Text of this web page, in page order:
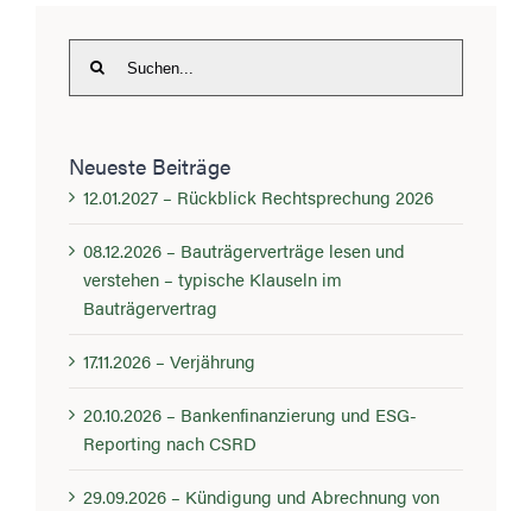
nach:
Neueste Beiträge
12.01.2027 – Rückblick Rechtsprechung 2026
08.12.2026 – Bauträgerverträge lesen und
verstehen – typische Klauseln im
Bauträgervertrag
17.11.2026 – Verjährung
20.10.2026 – Bankenfinanzierung und ESG-
Reporting nach CSRD
29.09.2026 – Kündigung und Abrechnung von